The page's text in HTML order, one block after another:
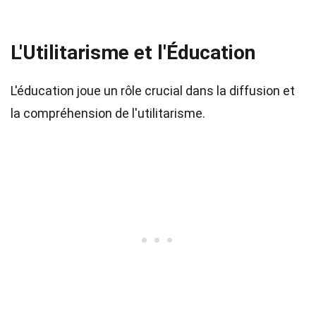
L'Utilitarisme et l'Éducation
L'éducation joue un rôle crucial dans la diffusion et
la compréhension de l'utilitarisme.